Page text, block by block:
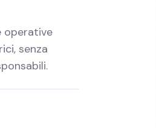
operative
senza